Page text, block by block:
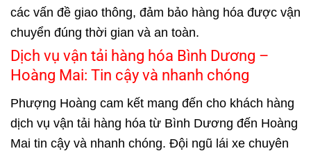
các vấn đề giao thông, đảm bảo hàng hóa được vận
chuyển đúng thời gian và an toàn.
Dịch vụ vận tải hàng hóa Bình Dương –
Hoàng Mai: Tin cậy và nhanh chóng
Phượng Hoàng cam kết mang đến cho khách hàng
dịch vụ vận tải hàng hóa từ Bình Dương đến Hoàng
Mai tin cậy và nhanh chóng. Đội ngũ lái xe chuyên